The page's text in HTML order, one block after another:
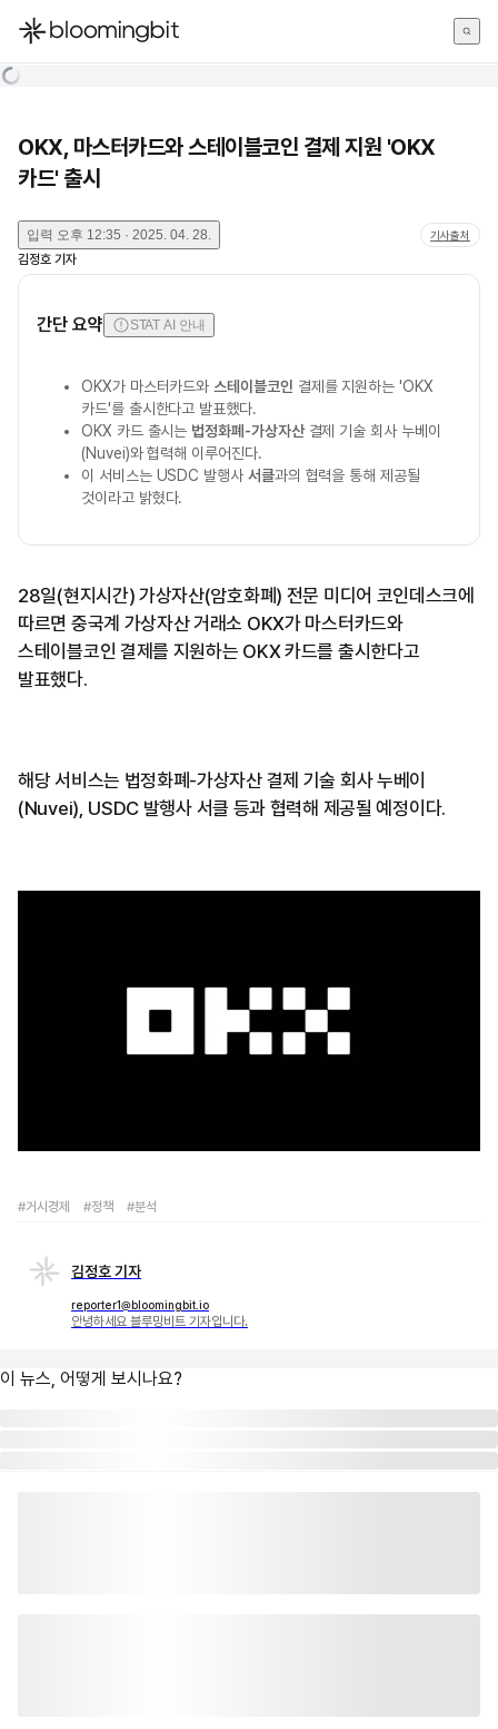
한국어
OKX, 마스터카드와 스테이블코인 결제 지원 'OKX
카드' 출시
입력 오후 12:35 · 2025. 04. 28. 기사출처
김정호 기자
간단 요약 STAT AI 안내
OKX가 마스터카드와 스테이블코인 결제를 지원하는 'OKX
카드'를 출시한다고 발표했다.
OKX 카드 출시는 법정화폐-가상자산결제 기술 회사 누베이
(Nuvei)와 협력해 이루어진다.
이 서비스는 USDC 발행사 서클과의 협력을 통해 제공될
것이라고 밝혔다.
28일(현지시간) 가상자산(암호화폐) 전문 미디어 코인데스크에
따르면 중국계 가상자산 거래소 OKX가 마스터카드와
스테이블코인 결제를 지원하는 OKX 카드를 출시한다고
발표했다.
해당 서비스는 법정화폐-가상자산 결제 기술 회사 누베이
(Nuvei), USDC 발행사 서클 등과 협력해 제공될 예정이다.
#거시경제 #정책 #분석
김정호 기자
reporter1@bloomingbit.io
안녕하세요 블루밍비트 기자입니다.
이 뉴스, 어떻게 보시나요?